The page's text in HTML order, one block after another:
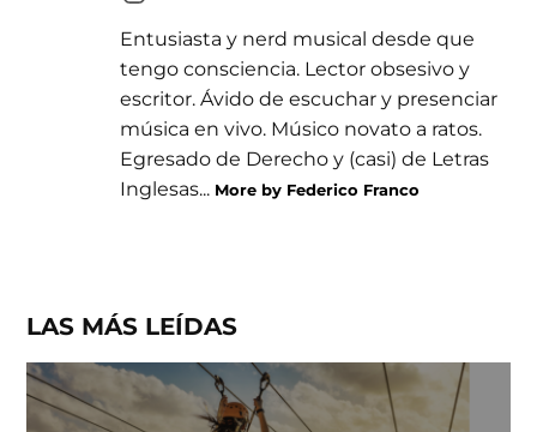
Entusiasta y nerd musical desde que
tengo consciencia. Lector obsesivo y
escritor. Ávido de escuchar y presenciar
música en vivo. Músico novato a ratos.
Egresado de Derecho y (casi) de Letras
Inglesas... More by Federico Franco
LAS MÁS LEÍDAS